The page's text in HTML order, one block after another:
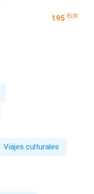
195 EUR
Viajes culturales